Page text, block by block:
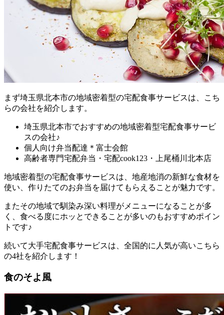
まず埼玉県北本市の地域密着型の宅配食事サービスは、こち
らの会社を紹介します。
埼玉県北本市でおすすめの地域密着型宅配食事サービ
スの会社♪
個人向け弁当配達＊富士会館
高齢者専門宅配弁当・宅配cook123・上尾桶川北本店
地域密着型の宅配食事サービスは、地産地消の新鮮な食材を
使い、作りたてのお弁当を届けてもらえることが魅力です。
またその地域で馴染み深い料理がメニューになることが多
く、食べる度にホッとできることが多いのもおすすめポイン
トです♪
続いて大手宅配食事サービスは、全国的に人気が高いこちら
の4社を紹介します！
食のそよ風